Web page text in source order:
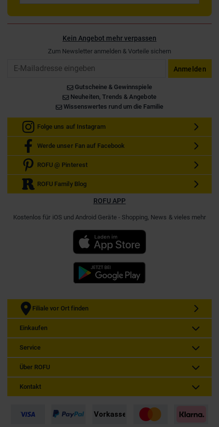
Kein Angebot mehr verpassen
Zum Newsletter anmelden & Vorteile sichern
Anmelden
Gutscheine & Gewinnspiele
Neuheiten, Trends & Angebote
Wissenswertes rund um die Familie
Folge uns auf Instagram
Werde unser Fan auf Facebook
ROFU @ Pinterest
ROFU Family Blog
ROFU APP
Kostenlos für iOS und Android Geräte - Shopping, News & vieles mehr
Filiale vor Ort finden
Einkaufen
Service
Über ROFU
Kontakt